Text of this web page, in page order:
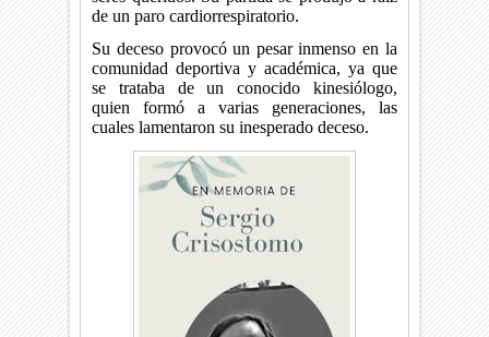
de un paro cardiorrespiratorio.
Su deceso provocó un pesar inmenso en la
comunidad deportiva y académica, ya que
se trataba de un conocido kinesiólogo,
quien formó a varias generaciones, las
cuales lamentaron su inesperado deceso.